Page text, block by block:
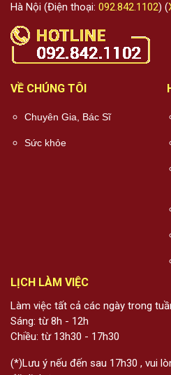
Hà Nội (Điện thoại: 092.842.1102) (
VỀ CHÚNG TÔI
Chuyên Gia, Bác Sĩ
Sức khỏe
LỊCH LÀM VIỆC
Làm việc tất cả các ngày trong
Sáng: từ 8h - 12h
Chiều: từ 13h30 - 17h30
(*)Lưu ý nếu đến sau 17h30 , vui